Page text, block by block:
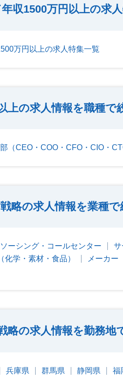
収1500万円以上の求
万円以上の求人特集一覧
上の求人情報を職種で
（CEO・COO・CFO・CIO・
略の求人情報を業種
ーシング・コールセンター サ
化学・素材・食品） メーカー
略の求人情報を勤務地
兵庫県 群馬県 静岡県 福